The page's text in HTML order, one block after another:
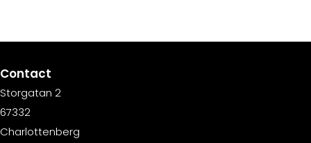
Contact
Storgatan 2
67332
Charlottenberg